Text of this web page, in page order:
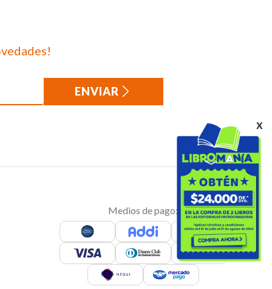
x
ENVIAR
Medios de pago: